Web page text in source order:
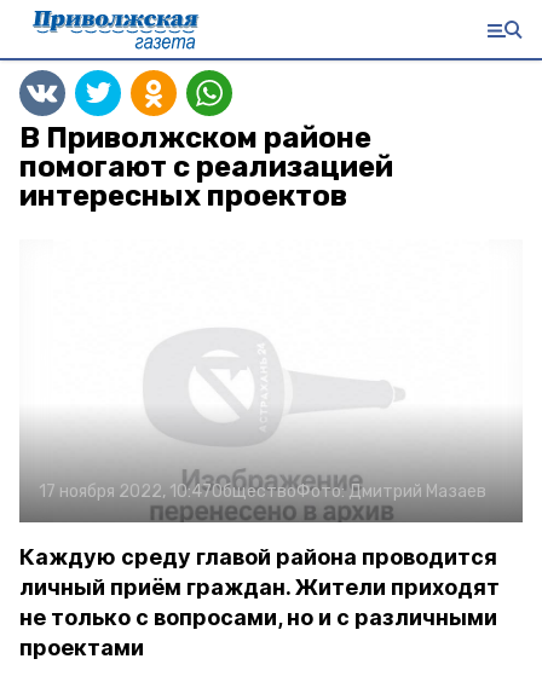
В Приволжском районе
помогают с реализацией
интересных проектов
17 ноября 2022, 10:47ОбществоФото:Дмитрий Мазаев
Каждую среду главой района проводится
личный приём граждан. Жители приходят
не только с вопросами, но и с различными
проектами